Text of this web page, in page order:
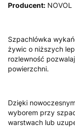
Producent: NOVOL
Szpachlówka
żywic o niższych
rozlewność
powierzchni.
Dzięki
wyborem przy
warstwach lub